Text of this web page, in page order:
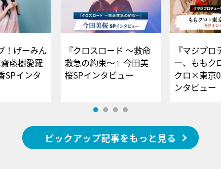
！げーみん
藤樹愛羅
SPインタ
『クロスロード ～救命
救急の約束～』今田美
桜SPインタビュー
『マジプロ
ー、ももク
クロ×東京
ンタビュー
ピックアップ記事をもっと見る